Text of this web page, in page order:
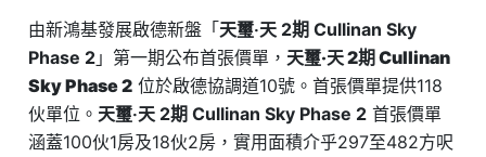
由新鴻基發展啟德新盤「天璽‧天 2期 Cullinan Sky
Phase 2 」第一期公布首張價單， 天璽‧天 2期 Cullinan
Sky Phase 2 位於啟德協調道10號。首張價單提供118
伙單位。 天璽‧天 2期 Cullinan Sky Phase 2 首張價單
涵蓋100伙1房及18伙2房，實用面積介乎297至482方呎